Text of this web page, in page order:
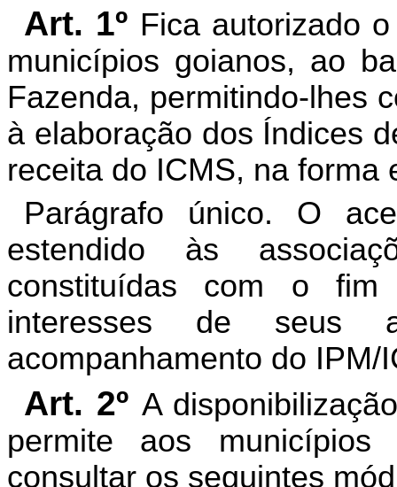
Art. 1º Fica autorizado
municípios goianos, ao
Fazenda, permitindo-lhes
à elaboração dos Índices
receita do ICMS, na forma
Parágrafo único. O
estendido às
constituídas com o fim
interesses de seus
acompanhamento do IPM/
Art. 2º A
permite aos
consultar os seguintes